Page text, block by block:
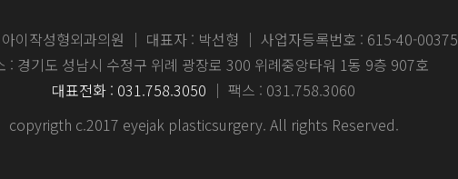
이작성형외과의원 ｜ 대표자 : 박선형 ｜ 사업자등록번호 : 615-40-00375
: 경기도 성남시 수정구 위례 광장로 300 위례중앙타워 1동 9층 907호
대표전화 : 031.758.3050 ｜ 팩스 : 031.758.3060
copyrigth c.2017 eyejak plasticsurgery. All rights Reserved.